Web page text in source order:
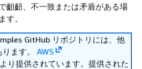
齟齬、不一致または矛盾がある場
す。
GitHub リポジトリには、他
ます。 AWS
り提供されています。提供された